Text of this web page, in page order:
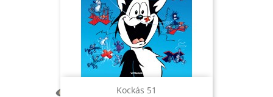
Kockás 51